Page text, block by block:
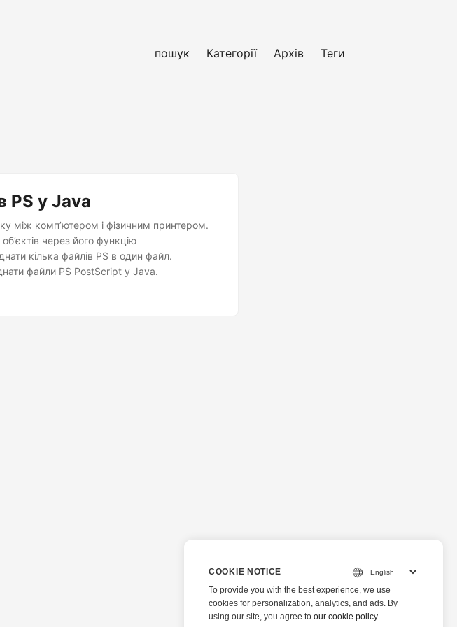
пошук Категорії Архів Теги
PS у Java
між комп’ютером і фізичним принтером.
через його функцію
кілька файлів PS в один файл.
файли PS PostScript у Java.
COOKIE NOTICE
To provide you with the best experience, we use
cookies for personalization, analytics, and ads. By
using our site, you agree to our cookie policy.